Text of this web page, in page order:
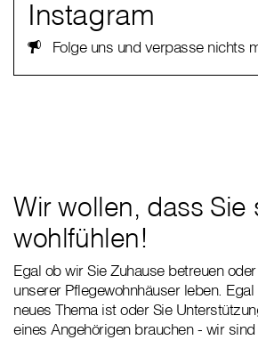
Instagram
Folge uns und verpasse nichts
Wir wollen, dass Sie
wohlfühlen!
Egal ob wir Sie Zuhause betreuen
unserer Pflegewohnhäuser leben.
neues Thema ist oder Sie
eines Angehörigen brauchen - wir sind